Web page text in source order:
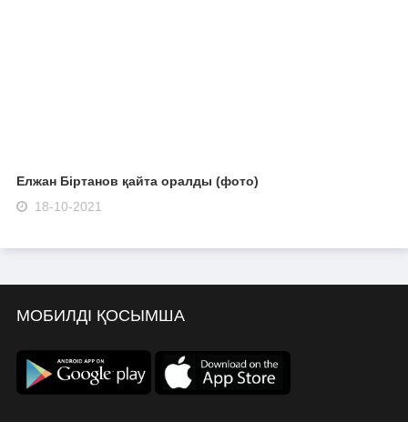
Елжан Біртанов қайта оралды (фото)
18-10-2021
МОБИЛДІ ҚОСЫМША